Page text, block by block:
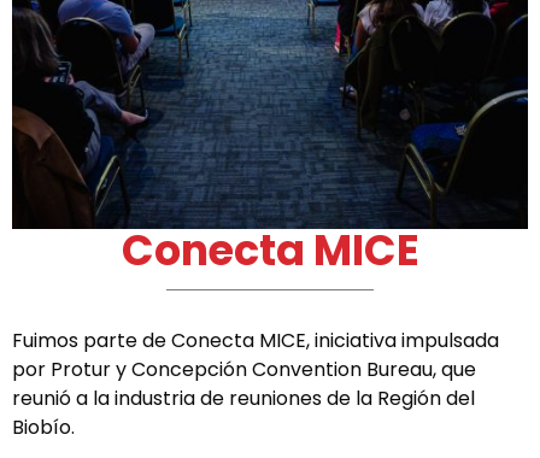
Conecta MICE
Fuimos parte de Conecta MICE, iniciativa impulsada
por Protur y Concepción Convention Bureau, que
reunió a la industria de reuniones de la Región del
Biobío.